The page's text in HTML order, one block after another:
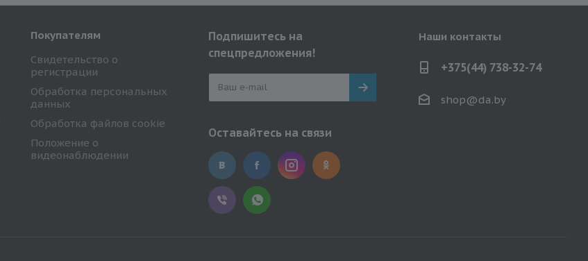
Покупателям
Свидетельство о
регистрации
Обработка персональных
данных
Обработка файлов cookie
Положение о
видеонаблюдении
Подпишитесь на
спецпредложения!
Оставайтесь на связи
Наши контакты
+375(44) 738-32-74
shop@da.by